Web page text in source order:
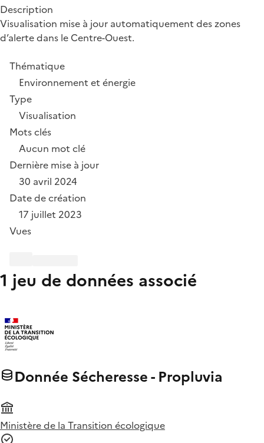
Description
Visualisation mise à jour automatiquement des zones
d’alerte dans le Centre-Ouest.
Thématique
Environnement et énergie
Type
Visualisation
Mots clés
Aucun mot clé
Dernière mise à jour
30 avril 2024
Date de création
17 juillet 2023
Vues
1 jeu de données associé
Donnée Sécheresse - Propluvia
Ministère de la Transition écologique